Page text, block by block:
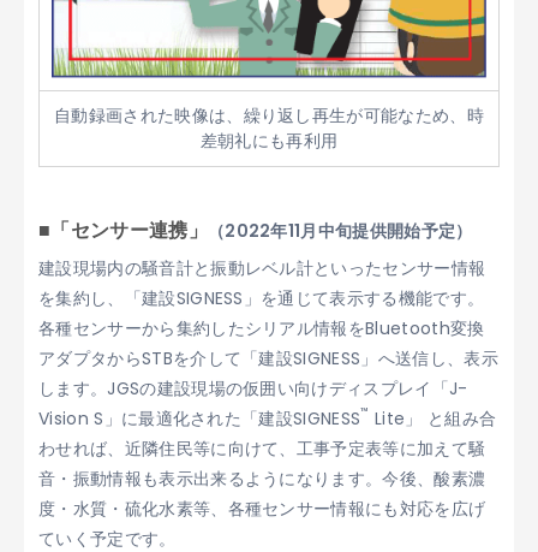
自動録画された映像は、繰り返し再生が可能なため、時
差朝礼にも再利用
■「センサー連携」
（2022年11月中旬提供開始予定）
建設現場内の騒音計と振動レベル計といったセンサー情報
を集約し、「建設SIGNESS」を通じて表示する機能です。
各種センサーから集約したシリアル情報をBluetooth変換
アダプタからSTBを介して「建設SIGNESS」へ送信し、表示
します。JGSの建設現場の仮囲い向けディスプレイ「J-
Vision S」に最適化された「建設SIGNESS™ Lite」 と組み合
わせれば、近隣住民等に向けて、工事予定表等に加えて騒
音・振動情報も表示出来るようになります。今後、酸素濃
度・水質・硫化水素等、各種センサー情報にも対応を広げ
ていく予定です。